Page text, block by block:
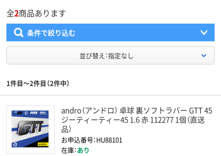
全2商品あります
条件で絞り込む
並び替え：指定なし
1件目～2件目（2件中）
andro（アンドロ） 卓球 裏ソフトラバー GTT 45
ジーティーティー45 1.6 赤 112277 1個（直送
品）
お申込番号：HU88101
在庫：あり